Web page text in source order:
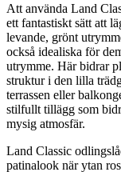
Att använda Land
ett fantastiskt sätt att
levande, grönt
också idealiska för
utrymme. Här bidrar
struktur i den lilla
terrassen eller
stilfullt tillägg som
mysig atmosfär.
Land Classic
patinalook när ytan